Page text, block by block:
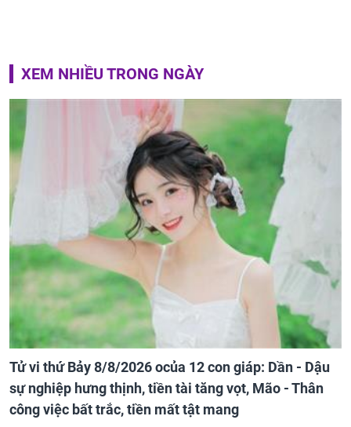
XEM NHIỀU TRONG NGÀY
Tử vi thứ Bảy 8/8/2026 ocủa 12 con giáp: Dần - Dậu
sự nghiệp hưng thịnh, tiền tài tăng vọt, Mão - Thân
công việc bất trắc, tiền mất tật mang